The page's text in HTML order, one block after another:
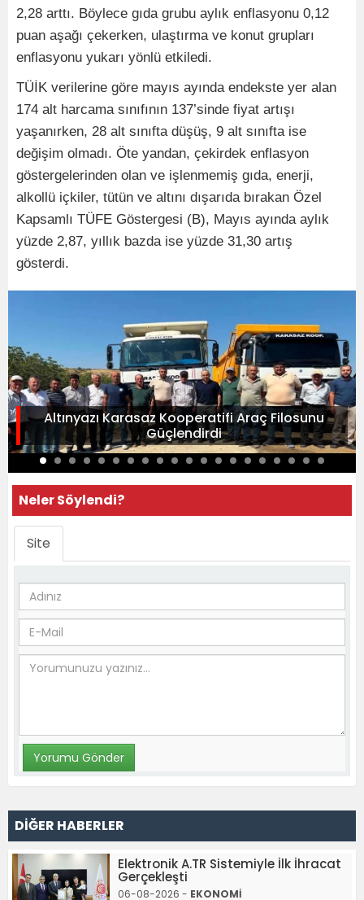
2,28 arttı. Böylece gıda grubu aylık enflasyonu 0,12
puan aşağı çekerken, ulaştırma ve konut grupları
enflasyonu yukarı yönlü etkiledi.
TÜİK verilerine göre mayıs ayında endekste yer alan
174 alt harcama sınıfının 137’sinde fiyat artışı
yaşanırken, 28 alt sınıfta düşüş, 9 alt sınıfta ise
değişim olmadı. Öte yandan, çekirdek enflasyon
göstergelerinden olan ve işlenmemiş gıda, enerji,
alkollü içkiler, tütün ve altını dışarıda bırakan Özel
Kapsamlı TÜFE Göstergesi (B), Mayıs ayında aylık
yüzde 2,87, yıllık bazda ise yüzde 31,30 artış
gösterdi.
Altınyazı Karasaz Kooperatifi Araç Filosunu
Güçlendirdi
Neler Söylendi?
Site
DİĞER HABERLER
Elektronik A.TR Sistemiyle İlk İhracat
Gerçekleşti
06-08-2026 - EKONOMİ